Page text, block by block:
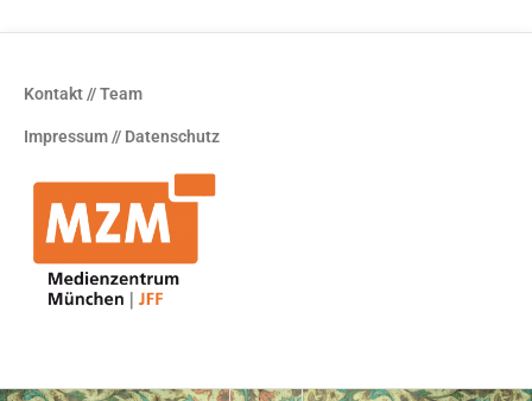
Kontakt // Team
Impressum // Datenschutz